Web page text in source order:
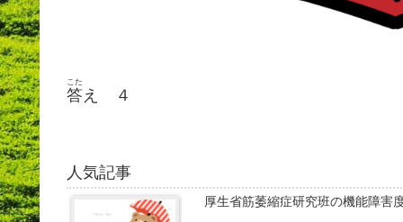
答
こた
え ４
人気記事
厚生省筋萎縮症研究班の機能障害